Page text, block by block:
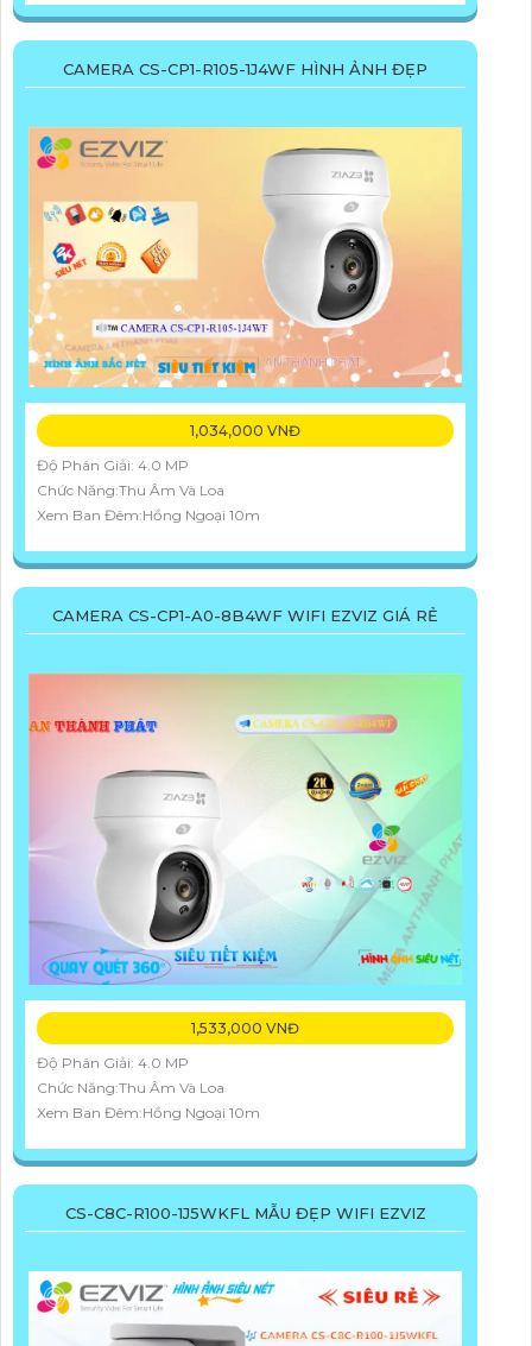
CAMERA CS-CP1-R105-1J4WF HÌNH ẢNH ĐẸP
1,034,000 VNĐ
Độ Phân Giải: 4.0 MP
Chức Năng:Thu Âm Và Loa
Xem Ban Đêm:Hồng Ngoại 10m
CAMERA CS-CP1-A0-8B4WF WIFI EZVIZ GIÁ RẺ
1,533,000 VNĐ
Độ Phân Giải: 4.0 MP
Chức Năng:Thu Âm Và Loa
Xem Ban Đêm:Hồng Ngoại 10m
CS-C8C-R100-1J5WKFL MẪU ĐẸP WIFI EZVIZ